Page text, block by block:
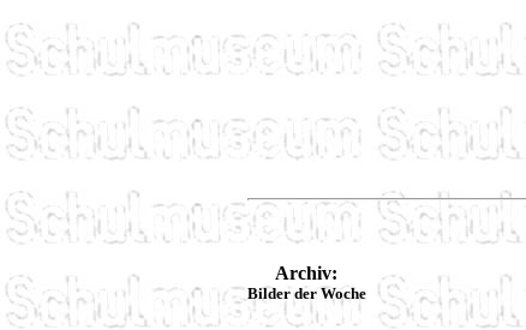
Archiv:
Bilder der Woche